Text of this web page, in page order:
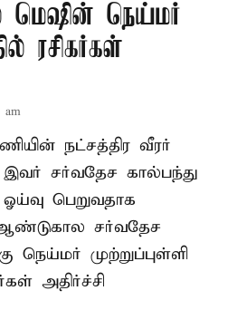
மெஷின் நெய்மர்
ரசிகர்கள்
am
நட்சத்திர வீரர்
சர்வதேச கால்பந்து
பெறுவதாக
ஆண்டுகால சர்வதேச
நெய்மர் முற்றுப்புள்ளி
அதிர்ச்சி